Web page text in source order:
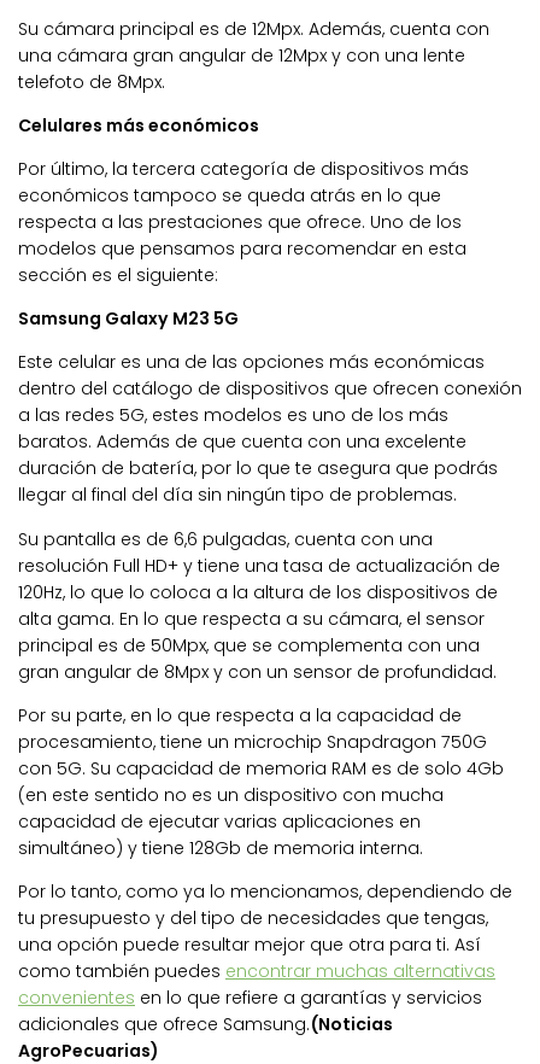
Su cámara principal es de 12Mpx. Además, cuenta con
una cámara gran angular de 12Mpx y con una lente
telefoto de 8Mpx.
Celulares más económicos
Por último, la tercera categoría de dispositivos más
económicos tampoco se queda atrás en lo que
respecta a las prestaciones que ofrece. Uno de los
modelos que pensamos para recomendar en esta
sección es el siguiente:
Samsung Galaxy M23 5G
Este celular es una de las opciones más económicas
dentro del catálogo de dispositivos que ofrecen conexión
a las redes 5G, estes modelos es uno de los más
baratos. Además de que cuenta con una excelente
duración de batería, por lo que te asegura que podrás
llegar al final del día sin ningún tipo de problemas.
Su pantalla es de 6,6 pulgadas, cuenta con una
resolución Full HD+ y tiene una tasa de actualización de
120Hz, lo que lo coloca a la altura de los dispositivos de
alta gama. En lo que respecta a su cámara, el sensor
principal es de 50Mpx, que se complementa con una
gran angular de 8Mpx y con un sensor de profundidad.
Por su parte, en lo que respecta a la capacidad de
procesamiento, tiene un microchip Snapdragon 750G
con 5G. Su capacidad de memoria RAM es de solo 4Gb
(en este sentido no es un dispositivo con mucha
capacidad de ejecutar varias aplicaciones en
simultáneo) y tiene 128Gb de memoria interna.
Por lo tanto, como ya lo mencionamos, dependiendo de
tu presupuesto y del tipo de necesidades que tengas,
una opción puede resultar mejor que otra para ti. Así
como también puedes encontrar muchas alternativas
convenientes en lo que refiere a garantías y servicios
adicionales que ofrece Samsung.(Noticias
AgroPecuarias)